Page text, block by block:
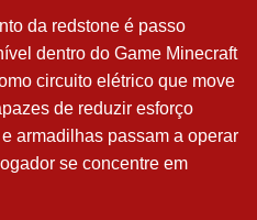
da redstone é passo
dentro do Game Minecraft
circuito elétrico que move
de reduzir esforço
armadilhas passam a operar
se concentre em